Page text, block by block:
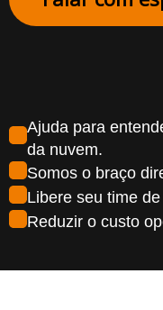
Ajuda para
da nuvem.
Somos o braço
Libere seu time
Reduzir o custo